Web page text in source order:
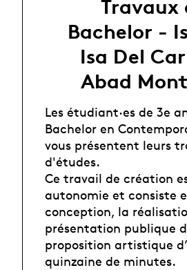
Travaux
Bachelor -
Isa Del
Abad
Les étudiant·es de 3e
Bachelor en
vous présentent leurs
d'études.
Ce travail de création
autonomie et consiste
conception, la
présentation publique
proposition artistique
quinzaine de minutes.